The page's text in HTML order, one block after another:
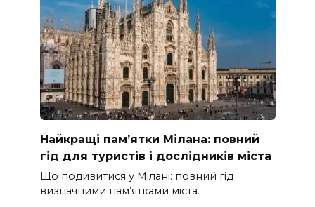
Найкращі пам’ятки Мілана: повний
гід для туристів і дослідників міста
Що подивитися у Мілані: повний гід
визначними пам’ятками міста.